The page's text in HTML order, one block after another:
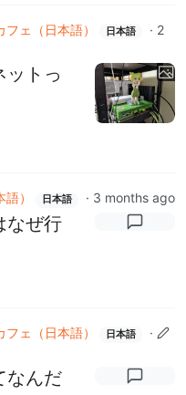
フェ（日本語） 日本語 · 2
ットっ
） 日本語 · 3 months ago
なぜ行
フェ（日本語） 日本語
·
なんだ